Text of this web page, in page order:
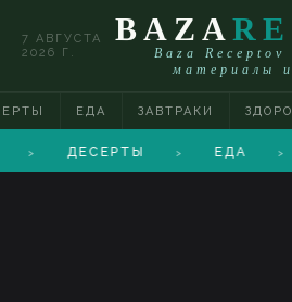
7 АВГУСТА
2026 Г.
BAZA
Baza
материалы
ЕДА ЗАВТРАКИ
> ДЕСЕРТЫ > ЕДА >